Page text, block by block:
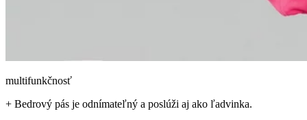
multifunkčnosť
+ Bedrový pás je odnímateľný a poslúži aj ako ľadvinka.